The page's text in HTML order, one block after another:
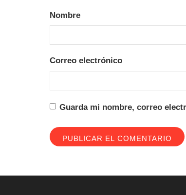
Nombre
Correo electrónico
Guarda mi nombre, correo